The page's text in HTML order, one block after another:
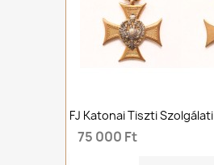
FJ Katonai Tiszti
75 000 Ft